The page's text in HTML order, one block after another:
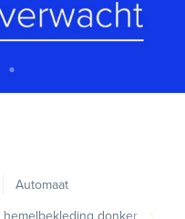
Automaat
hemelbekleding donker